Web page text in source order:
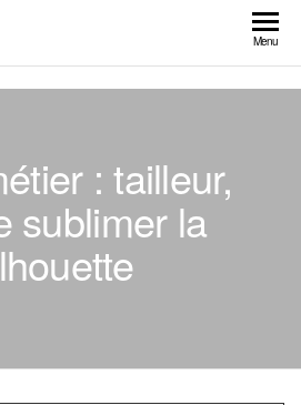
Menu
: tailleur,
sublimer la